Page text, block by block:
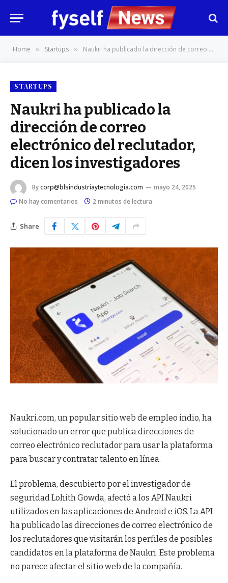
Home » Startups » Naukri ha publicado la dirección de correo electrónico del reclutador, dicen los investigadores
STARTUPS
Naukri ha publicado la
dirección de correo
electrónico del reclutador,
dicen los investigadores
Bycorp@blsindustriaytecnologia.com
mayo 24, 2025
No hay comentarios
2 minutos de lectura
Share
Naukri.com, un popular sitio web de empleo indio, ha
solucionado un error que publica direcciones de
correo electrónico reclutador para usar la plataforma
para buscar y contratar talento en línea.
El problema, descubierto por el investigador de
seguridad Lohith Gowda, afectó a los API Naukri
utilizados en las aplicaciones de Android e iOS. La API
ha publicado las direcciones de correo electrónico de
los reclutadores que visitarán los perfiles de posibles
candidatos en la plataforma de Naukri. Este problema
no parece afectar el sitio web de la compañía.